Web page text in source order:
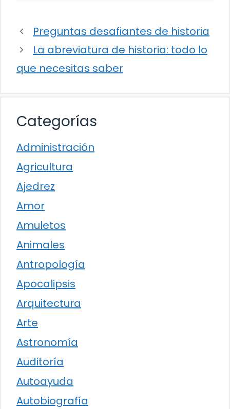
Preguntas desafiantes de historia
La abreviatura de historia: todo lo
que necesitas saber
Categorías
Administración
Agricultura
Ajedrez
Amor
Amuletos
Animales
Antropología
Apocalipsis
Arquitectura
Arte
Astronomía
Auditoría
Autoayuda
Autobiografía